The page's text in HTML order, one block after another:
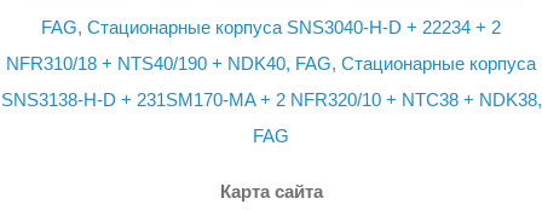
FAG, Стационарные корпуса SNS3040-H-D + 22234 + 2
NFR310/18 + NTS40/190 + NDK40, FAG, Стационарные корпуса
SNS3138-H-D + 231SM170-MA + 2 NFR320/10 + NTC38 + NDK38,
FAG
Карта сайта